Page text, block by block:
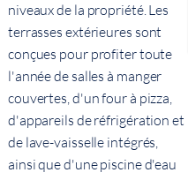
niveaux de la propriété. Les
terrasses extérieures sont
conçues pour profiter toute
l'année de salles à manger
couvertes, d'un four à pizza,
d'appareils de réfrigération et
de lave-vaisselle intégrés,
ainsi que d'une piscine d'eau